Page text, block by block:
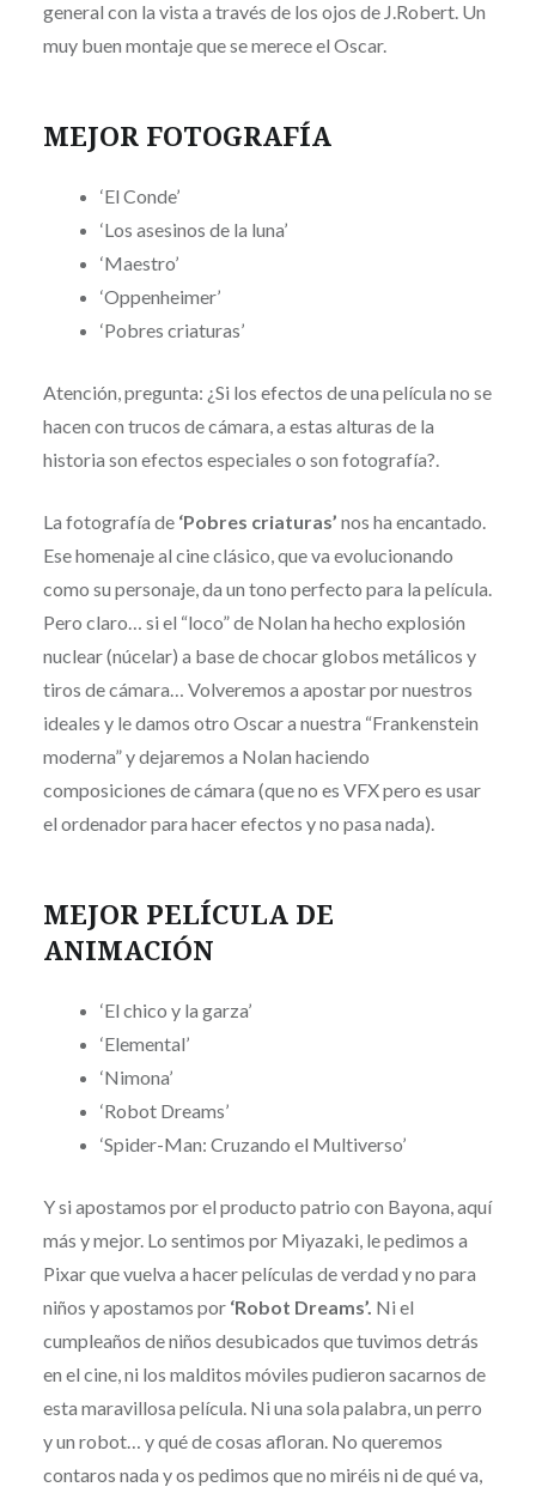
general con la vista a través de los ojos de J.Robert. Un
muy buen montaje que se merece el Oscar.
MEJOR FOTOGRAFÍA
‘El Conde’
‘Los asesinos de la luna’
‘Maestro’
‘Oppenheimer’
‘Pobres criaturas’
Atención, pregunta: ¿Si los efectos de una película no se
hacen con trucos de cámara, a estas alturas de la
historia son efectos especiales o son fotografía?.
La fotografía de ‘Pobres criaturas’ nos ha encantado.
Ese homenaje al cine clásico, que va evolucionando
como su personaje, da un tono perfecto para la película.
Pero claro… si el “loco” de Nolan ha hecho explosión
nuclear (núcelar) a base de chocar globos metálicos y
tiros de cámara… Volveremos a apostar por nuestros
ideales y le damos otro Oscar a nuestra “Frankenstein
moderna” y dejaremos a Nolan haciendo
composiciones de cámara (que no es VFX pero es usar
el ordenador para hacer efectos y no pasa nada).
MEJOR PELÍCULA DE
ANIMACIÓN
‘El chico y la garza’
‘Elemental’
‘Nimona’
‘Robot Dreams’
‘Spider-Man: Cruzando el Multiverso’
Y si apostamos por el producto patrio con Bayona, aquí
más y mejor. Lo sentimos por Miyazaki, le pedimos a
Pixar que vuelva a hacer películas de verdad y no para
niños y apostamos por ‘Robot Dreams’. Ni el
cumpleaños de niños desubicados que tuvimos detrás
en el cine, ni los malditos móviles pudieron sacarnos de
esta maravillosa película. Ni una sola palabra, un perro
y un robot… y qué de cosas afloran. No queremos
contaros nada y os pedimos que no miréis ni de qué va,